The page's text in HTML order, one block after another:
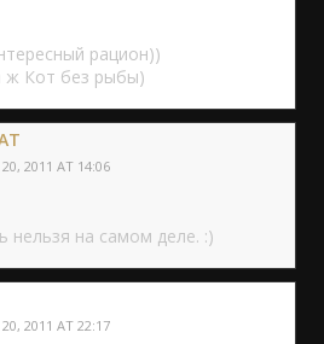
рaцион))
ж Кот бeз рыбы)
20, 2011 AT 14:06
нельзя на самом деле. :)
20, 2011 AT 22:17